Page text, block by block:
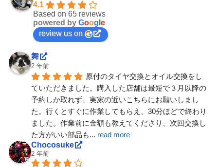
4.1
Based on 65 reviews
powered by Goog e
review us on
舞
2 年前
原付のタイヤ交換とオイル交換をし
ていただきました。購入した店舗は最短で３月以降の
予約しか取れず、実家の近いこちらにお願いしまし
た。行くとすぐに作業してもらえ、30分ほどで終わり
ました。作業前に金額も教えてくださり、次回交換し
た方がいい部品も... read more
Chocosuke
2 年前